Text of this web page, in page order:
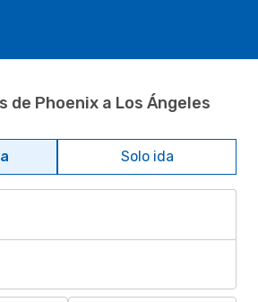
de Phoenix a Los Ángeles
Solo ida